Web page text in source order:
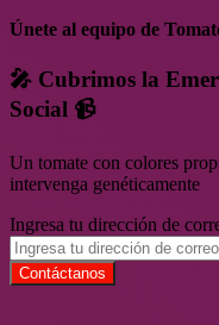
Únete al equipo de
🎤 Cubrimos la
Social 📹
Un tomate con colores
intervenga genéticamente
Ingresa tu dirección de